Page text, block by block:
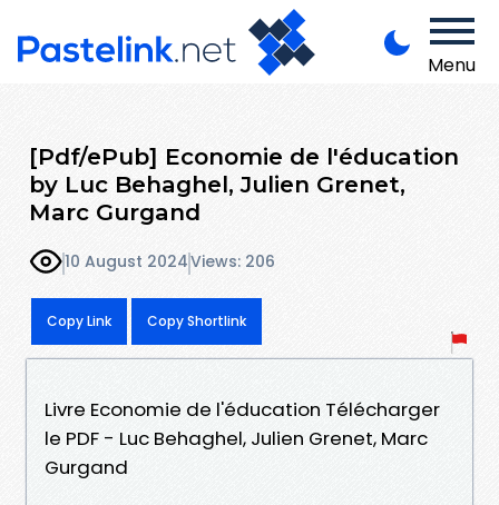
Menu
[Pdf/ePub] Economie de l'éducation
by Luc Behaghel, Julien Grenet,
Marc Gurgand
10 August 2024Views: 206
Copy Link Copy Shortlink
Livre Economie de l'éducation Télécharger
le PDF - Luc Behaghel, Julien Grenet, Marc
Gurgand